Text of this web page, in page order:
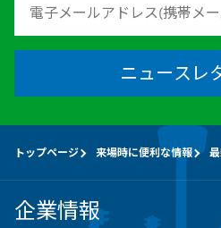
ニュースレ
トップページ 来場時に便利な情報
企業情報